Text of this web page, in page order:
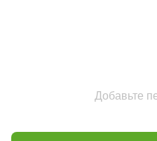
Добавьте